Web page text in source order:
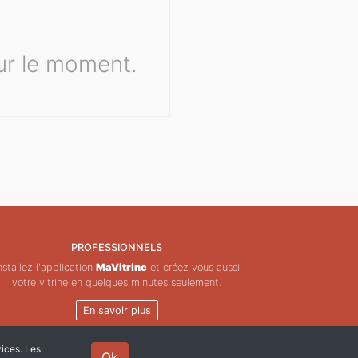
le moment.
PROFESSIONNELS
l'application MaVitrineet créez vous aussi
votre vitrine en quelques minutes seulement.
En savoir plus
Les